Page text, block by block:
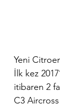
Yeni
İlk kez
itibaren 2
C3